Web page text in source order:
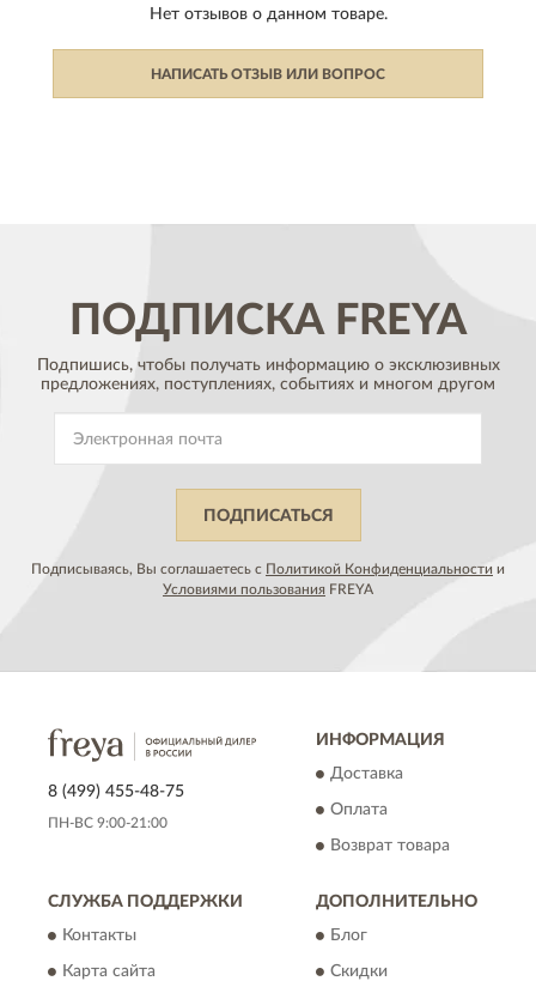
Нет отзывов о данном товаре.
НАПИСАТЬ ОТЗЫВ ИЛИ ВОПРОС
ПОДПИСКА FREYA
Подпишись, чтобы получать информацию о эксклюзивных
предложениях, поступлениях, событиях и многом другом
ПОДПИСАТЬСЯ
Подписываясь, Вы соглашаетесь с Политикой Конфиденциальности и
Условиями пользования FREYA
8 (499) 455-48-75
ПН-ВС 9:00-21:00
ИНФОРМАЦИЯ
Доставка
Оплата
Возврат товара
СЛУЖБА ПОДДЕРЖКИ
Контакты
Карта сайта
ДОПОЛНИТЕЛЬНО
Блог
Скидки